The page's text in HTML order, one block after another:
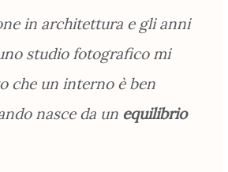
in architettura e gli anni
studio fotografico mi
che un interno è ben
nasce da un equilibrio